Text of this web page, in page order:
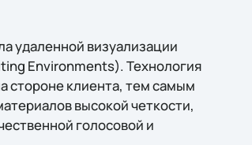
удаленной визуализации
Environments). Технология
стороне клиента, тем самым
высокой четкости,
голосовой и